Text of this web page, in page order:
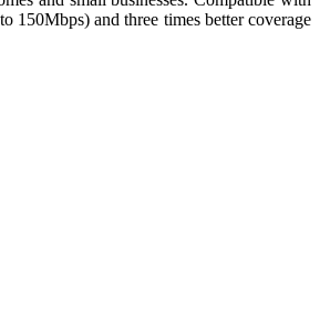
150Mbps) and three times better coverage